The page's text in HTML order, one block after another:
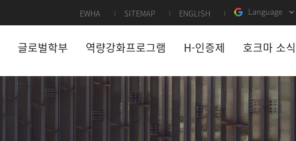
EWHA SITEMAP ENGLISH Language
글로벌학부 역량강화프로그램 H-인증제 호크마 소식